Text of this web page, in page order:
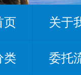
页 关于
类 委托